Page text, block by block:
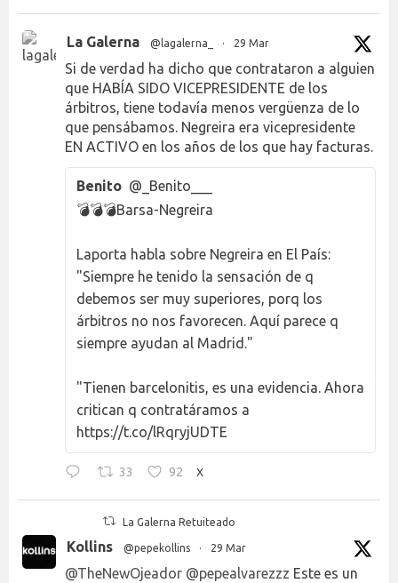
La Galerna @lagalerna_ · 29 Mar
Si de verdad ha dicho que contrataron a alguien
que HABÍA SIDO VICEPRESIDENTE de los
árbitros, tiene todavía menos vergüenza de lo
que pensábamos. Negreira era vicepresidente
EN ACTIVO en los años de los que hay facturas.
Benito @_Benito___
💣💣💣Barsa-Negreira
Laporta habla sobre Negreira en El País:
"Siempre he tenido la sensación de q
debemos ser muy superiores, porq los
árbitros no nos favorecen. Aquí parece q
siempre ayudan al Madrid."
"Tienen barcelonitis, es una evidencia. Ahora
critican q contratáramos a
https://t.co/lRqryjUDTE
33 92 X
La Galerna Retuiteado
Kollins @pepekollins · 29 Mar
@TheNewOjeador @pepealvarezzz Este es un